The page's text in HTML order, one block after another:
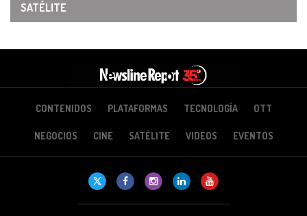
SATÉLITE
CONTENIDOS PLATAFORMAS TECNOLOGÍA OTT
NEGOCIOS CINE SATÉLITE VIDEOS EVENTOS